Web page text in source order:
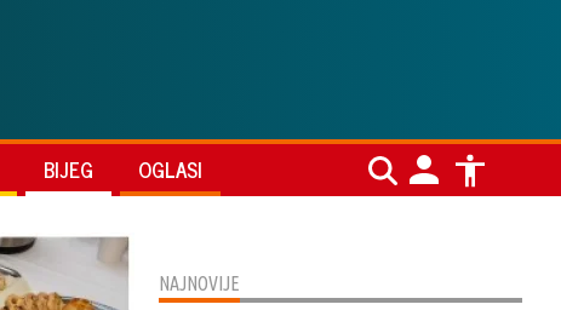
BIJEG OGLASI
NAJNOVIJE